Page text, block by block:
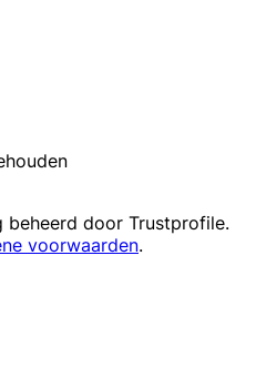
beheerd door Trustprofile.
voorwaarden.